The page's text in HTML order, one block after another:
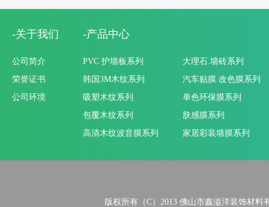
-关于我们
公司简介
荣誉证书
公司环境
-产品中心
PVC 护墙板系列
韩国3M木纹系列
吸塑木纹系列
包覆木纹系列
高清木纹波音膜系列
大理石.墙砖系列
汽车贴膜.改色膜系列
单色环保膜系列
肤感膜系列
家居彩装墙膜系列
版权所有（C）2013 佛山市鑫溢洋装饰材料